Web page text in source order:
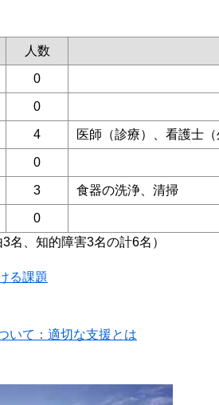
人数
0
0
4 医師（診療）、看護士
0
3 食器の洗浄、清掃
0
名、知的障害3名の計6名）
る課題
いて：適切な支援とは